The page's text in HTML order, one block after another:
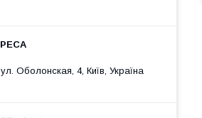
ул. Оболонская, 4, Київ, Україна